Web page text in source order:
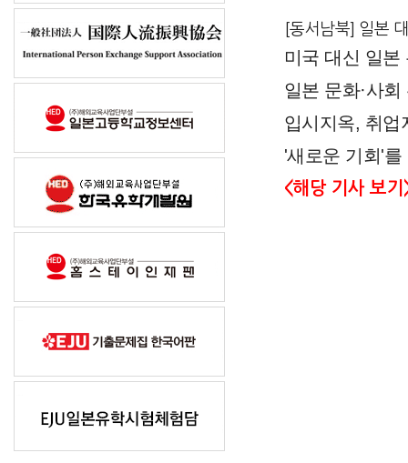
[동서남북] 일본
미국 대신 일본
일본 문화·사
입시지옥, 취업
'새로
<해당 기사 보기